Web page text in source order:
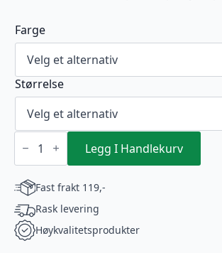
Farge
Størrelse
VOE
Kompresjonsvest
antall
Legg I Handlekurv
Fast frakt 119,-
Rask levering
Høykvalitetsprodukter